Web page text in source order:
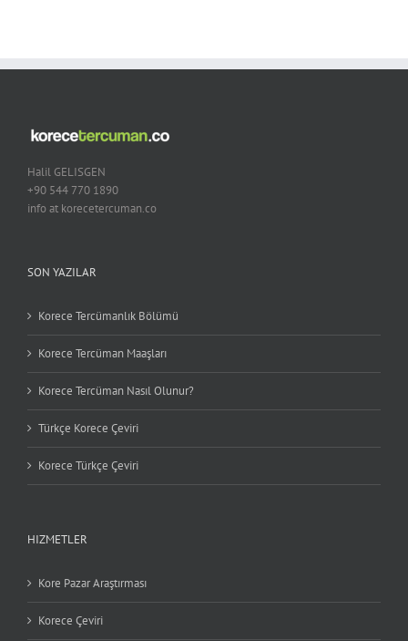
Halil GELISGEN
+90 544 770 1890
info at korecetercuman.co
SON YAZILAR
Korece Tercümanlık Bölümü
Korece Tercüman Maaşları
Korece Tercüman Nasıl Olunur?
Türkçe Korece Çeviri
Korece Türkçe Çeviri
HIZMETLER
Kore Pazar Araştırması
Korece Çeviri